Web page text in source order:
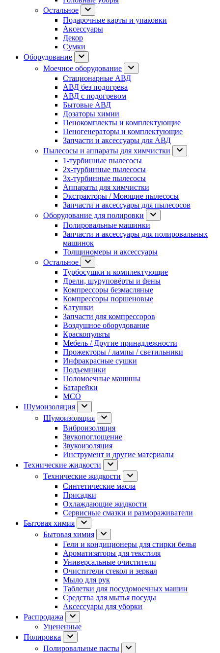
Остальное
Подарочные карты и упаковки
Аксессуары
Декор
Сумки
Оборудование
Моечное оборудование
Стационарные АВД
АВД без подогрева
АВД с подогревом
Бытовые АВД
Дозаторы химии
Пенокомплекты и комплектующие
Пеногенераторы и комплектующие
Запчасти и аксессуары для АВД
Пылесосы и аппараты для химчистки
1-турбинные пылесосы
2х-турбинные пылесосы
3х-турбинные пылесосы
Аппараты для химчистки
Экстракторы / Моющие пылесосы
Запчасти и аксессуары для пылесосов
Оборудование для полировки
Полировальные машинки
Запчасти и аксессуары для полировальных
машинок
Толщиномеры и аксессуары
Остальное
Турбосушки и комплектующие
Дрели, шуруповёрты и фены
Компрессоры безмасляные
Компрессоры поршеновые
Катушки
Запчасти для компрессоров
Воздушное оборудование
Краскопульты
Мебель / Другие принадлежности
Прожекторы / лампы / светильники
Инфракрасные сушки
Подъемники
Поломоечные машины
Батарейки
МСО
Шумоизоляция
Шумоизоляция
Виброизоляция
Звукопоглощение
Звукоизоляция
Инструмент и другие материалы
Технические жидкости
Технические жидкости
Синтетические масла
Присадки
Охлаждающие жидкости
Сервисные смазки и размораживатели
Бытовая химия
Бытовая химия
Гели и кондиционеры для стирки белья
Ароматизаторы для текстиля
Универсальные очистители
Очистители стекол и зеркал
Мыло для рук
Таблетки для посудомоечных машин
Средства для мытья посуды
Аксессуары для уборки
Распродажа
Уцененные
Полировка
Полировальные пасты